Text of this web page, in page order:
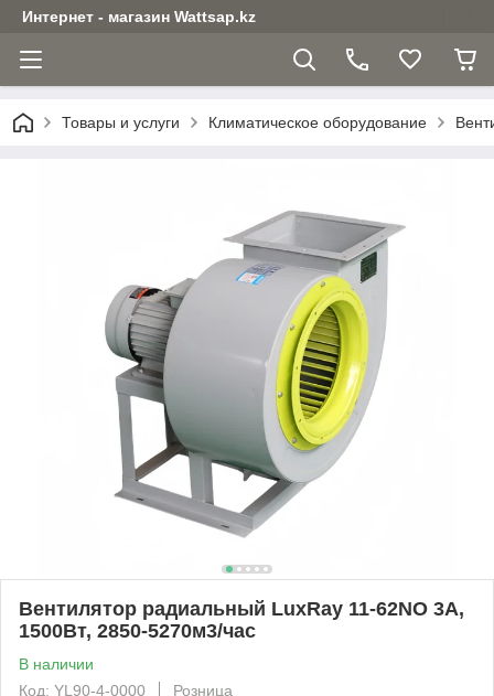
Интернет - магазин Wattsap.kz
Товары и услуги Климатическое оборудование
Вентилятор радиальный LuxRay 11-62NO 3A,
1500Вт, 2850-5270м3/час
В наличии
Код: YL90-4-0000
Розница